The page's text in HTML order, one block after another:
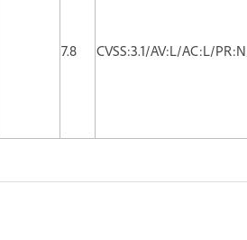
7.8 CVSS:3.1/AV:L/AC:L/